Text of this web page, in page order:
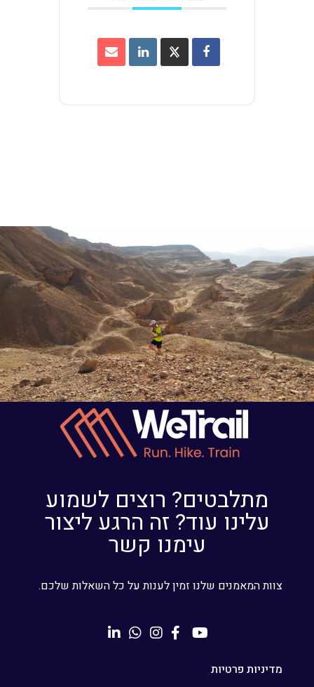
מתלבטים? רוצים לשמוע
עלינו עוד? זה הרגע ליצור
עימנו קשר
צוות המאמנים שלנו זמין לענות על כל השאלות שלכם.
מדיניות פרטיות